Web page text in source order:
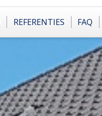
REFERENTIES FAQ